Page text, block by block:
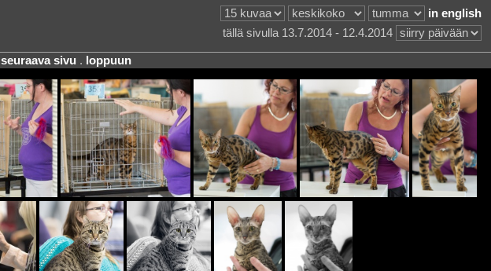
in english
tällä sivulla 13.7.2014 - 12.4.2014
seuraava sivu . loppuun